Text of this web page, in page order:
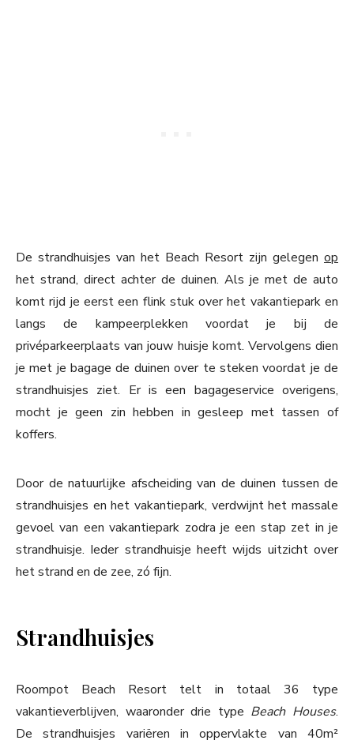
De strandhuisjes van het Beach Resort zijn gelegen op
het strand, direct achter de duinen. Als je met de auto
komt rijd je eerst een flink stuk over het vakantiepark en
langs de kampeerplekken voordat je bij de
privéparkeerplaats van jouw huisje komt. Vervolgens dien
je met je bagage de duinen over te steken voordat je de
strandhuisjes ziet. Er is een bagageservice overigens,
mocht je geen zin hebben in gesleep met tassen of
koffers.
Door de natuurlijke afscheiding van de duinen tussen de
strandhuisjes en het vakantiepark, verdwijnt het massale
gevoel van een vakantiepark zodra je een stap zet in je
strandhuisje. Ieder strandhuisje heeft wijds uitzicht over
het strand en de zee, zó fijn.
Strandhuisjes
Roompot Beach Resort telt in totaal 36 type
vakantieverblijven, waaronder drie type Beach Houses.
De strandhuisjes variëren in oppervlakte van 40m²